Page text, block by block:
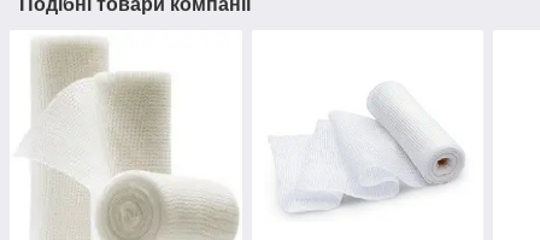
Подібні товари компанії